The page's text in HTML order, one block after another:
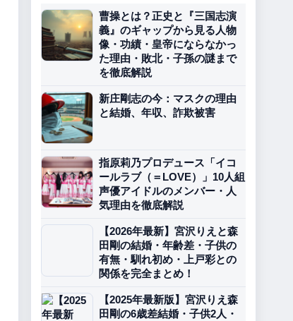
曹操とは？正史と『三国志演
義』のギャップから見る人物
像・功績・皇帝にならなかっ
た理由・敗北・子孫の謎まで
を徹底解説
新庄剛志の今：マスクの理由
と結婚、年収、詐欺被害
指原莉乃プロデュース「イコ
ールラブ（＝LOVE）」10人組
声優アイドルのメンバー・人
気理由を徹底解説
【2026年最新】宮沢りえと森
田剛の結婚・年齢差・子供の
有無・馴れ初め・上戸彩との
関係を完全まとめ！
【2025年最新版】宮沢りえ森
田剛の6歳差結婚・子供2人・